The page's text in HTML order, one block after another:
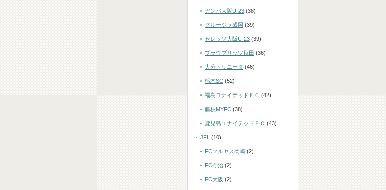
ガンバ大阪U-23 (38)
グルージャ盛岡 (39)
セレッソ大阪U-23 (39)
ブラウブリッツ秋田 (36)
大分トリニータ (46)
栃木SC (52)
福島ユナイテッドＦＣ (42)
藤枝MYFC (38)
鹿児島ユナイテッドＦＣ (43)
JFL (10)
FCマルヤス岡崎 (2)
FC今治 (2)
FC大阪 (2)